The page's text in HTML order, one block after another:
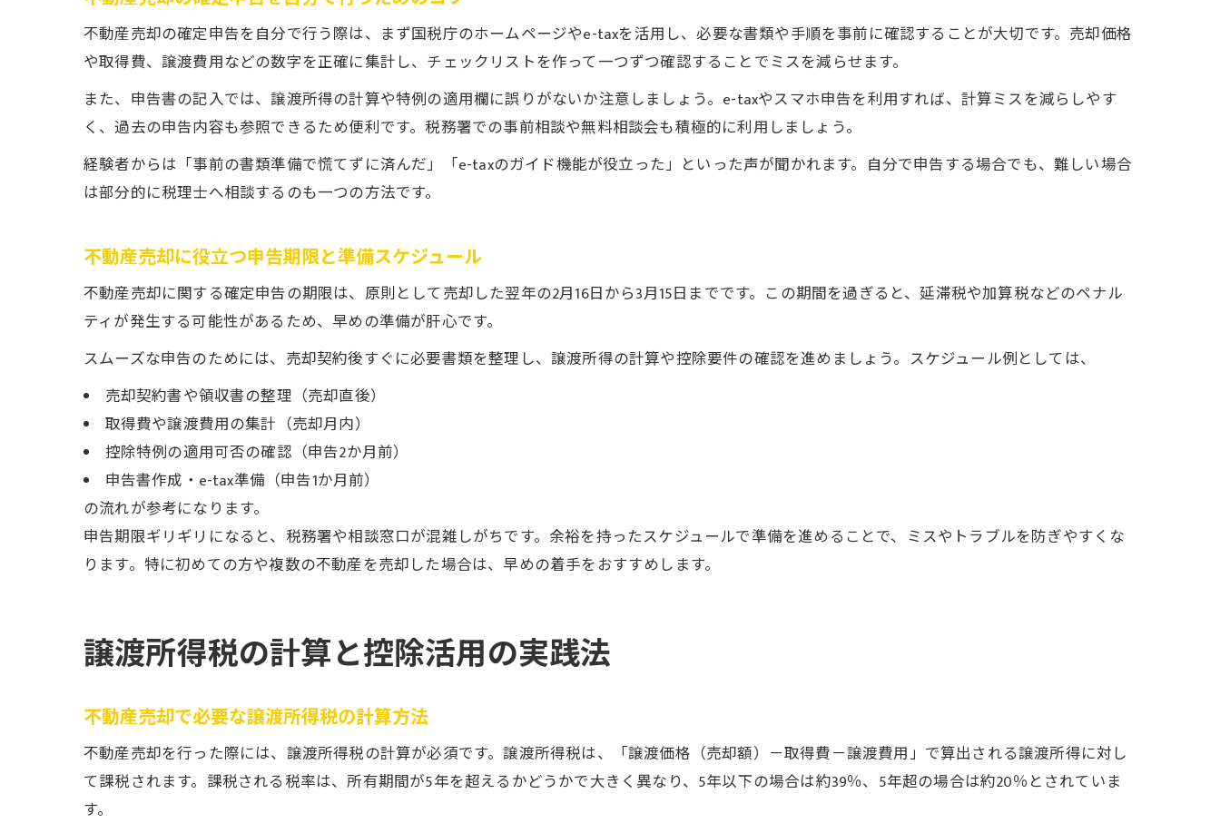
不動産売却の確定申告を自分で行う際は、まず国税庁のホームページやe-taxを活用し、必要な書類や手順を事前に確認することが大切です。売却価格
や取得費、譲渡費用などの数字を正確に集計し、チェックリストを作って一つずつ確認することでミスを減らせます。
また、申告書の記入では、譲渡所得の計算や特例の適用欄に誤りがないか注意しましょう。e-taxやスマホ申告を利用すれば、計算ミスを減らしやす
く、過去の申告内容も参照できるため便利です。税務署での事前相談や無料相談会も積極的に利用しましょう。
経験者からは「事前の書類準備で慌てずに済んだ」「e-taxのガイド機能が役立った」といった声が聞かれます。自分で申告する場合でも、難しい場合
は部分的に税理士へ相談するのも一つの方法です。
不動産売却に役立つ申告期限と準備スケジュール
不動産売却に関する確定申告の期限は、原則として売却した翌年の2月16日から3月15日までです。この期間を過ぎると、延滞税や加算税などのペナル
ティが発生する可能性があるため、早めの準備が肝心です。
スムーズな申告のためには、売却契約後すぐに必要書類を整理し、譲渡所得の計算や控除要件の確認を進めましょう。スケジュール例としては、
売却契約書や領収書の整理（売却直後）
取得費や譲渡費用の集計（売却月内）
控除特例の適用可否の確認（申告2か月前）
申告書作成・e-tax準備（申告1か月前）
の流れが参考になります。
申告期限ギリギリになると、税務署や相談窓口が混雑しがちです。余裕を持ったスケジュールで準備を進めることで、ミスやトラブルを防ぎやすくな
ります。特に初めての方や複数の不動産を売却した場合は、早めの着手をおすすめします。
譲渡所得税の計算と控除活用の実践法
不動産売却で必要な譲渡所得税の計算方法
不動産売却を行った際には、譲渡所得税の計算が必須です。譲渡所得税は、「譲渡価格（売却額）－取得費－譲渡費用」で算出される譲渡所得に対し
て課税されます。課税される税率は、所有期間が5年を超えるかどうかで大きく異なり、5年以下の場合は約39％、5年超の場合は約20％とされていま
す。